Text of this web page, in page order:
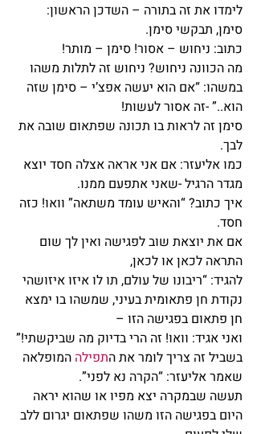
לימדו את זה בתורה – השדכן הראשון:
סימן, תבקשי סימן.
כתוב: ניחוש – אסור! סימן – מותר!
מה הכוונה ניחוש? ניחוש זה לתלות משהו
במשהו: “אם הוא יעשה אפצ’י – סימן שזה
הוא..” -זה אסור לעשות!
סימן זה לראות בו תכונה שפתאום שובה את
לבך.
כמו אליעזר: אם אני אראה אצלה חסד יוצא
מגדר הרגיל -שאני אתפעם ממנו.
איך כתוב? “והאיש עומד משתאה” וואו! כזה
חסד.
אם את יוצאת שוב לפגישה ואין לך שום
התראה לכאן או לכאן,
להגיד: “ריבונו של עולם, תו לו איזו איזושהי
נקודת חן פתאומית בעיני, שמשהו בו ימצא
חן פתאום בפגישה הזו –
ואני אגיד: וואו! זה הרי בדיוק מה שביקשתי!”
בשביל זה צריך לומר את התפילה המופלאה
שאמר אליעזר: “הקרה נא לפני”.
תעשה שבמקרה יצא מפיו או שהוא יראה
היום בפגישה הזו משהו שפתאום יגרום ללב